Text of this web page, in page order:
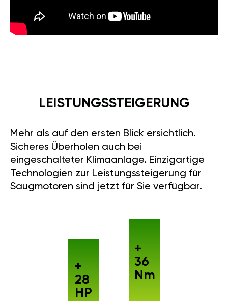
LEISTUNGSSTEIGERUNG
Mehr als auf den ersten Blick ersichtlich.
Sicheres Überholen auch bei
eingeschalteter Klimaanlage. Einzigartige
Technologien zur Leistungssteigerung für
Saugmotoren sind jetzt für Sie verfügbar.
+
28
HP
+
36
Nm